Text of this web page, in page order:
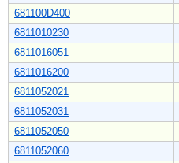
681100D400
6811010230
6811016051
6811016200
6811052021
6811052031
6811052050
6811052060